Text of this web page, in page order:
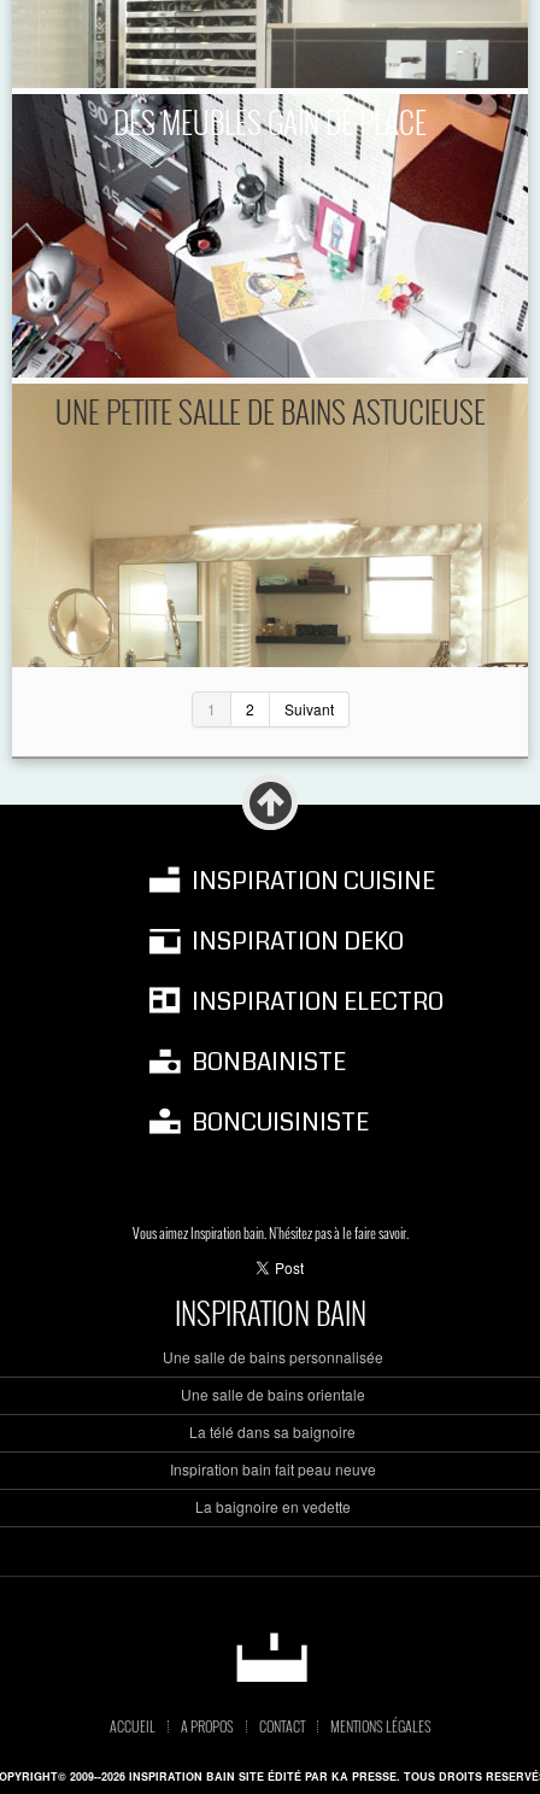
DES MEUBLES GAIN DE PLACE
UNE PETITE SALLE DE BAINS ASTUCIEUSE
1 2 Suivant
INSPIRATION CUISINE
INSPIRATION DEKO
INSPIRATION ELECTRO
BONBAINISTE
BONCUISINISTE
Vous aimez Inspiration bain. N'hésitez pas à le faire savoir.
INSPIRATION BAIN
Une salle de bains personnalisée
Une salle de bains orientale
La télé dans sa baignoire
Inspiration bain fait peau neuve
La baignoire en vedette
ACCUEIL A PROPOS CONTACT MENTIONS LÉGALES
2009--2026 INSPIRATION BAIN SITE ÉDITÉ PAR KA PRESSE. TOUS DROITS